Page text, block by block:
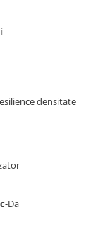
densitate
-Da